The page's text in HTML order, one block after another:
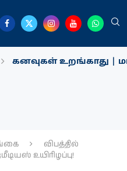
கனவுகள் உறங்காது |
விபத்தில்
உயிரிழப்பு!